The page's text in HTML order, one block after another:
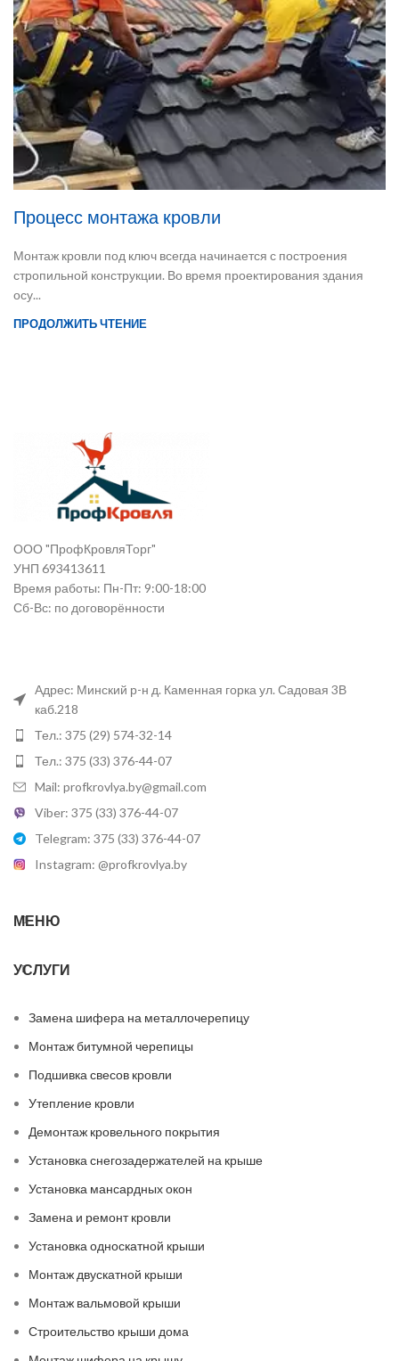
Процесс монтажа кровли
Монтаж кровли под ключ всегда начинается с построения
стропильной конструкции. Во время проектирования здания
осу...
ПРОДОЛЖИТЬ ЧТЕНИЕ
ООО "ПрофКровляТорг"
УНП 693413611
Время работы: Пн-Пт: 9:00-18:00
Сб-Вс: по договорённости
Адрес: Минский р-н д. Каменная горка ул. Садовая 3В
каб.218
Тел.: 375 (29) 574-32-14
Тел.: 375 (33) 376-44-07
Mail: profkrovlya.by@gmail.com
Viber: 375 (33) 376-44-07
Telegram: 375 (33) 376-44-07
Instagram: @profkrovlya.by
МЕНЮ
УСЛУГИ
Замена шифера на металлочерепицу
Монтаж битумной черепицы
Подшивка свесов кровли
Утепление кровли
Демонтаж кровельного покрытия
Установка снегозадержателей на крыше
Установка мансардных окон
Замена и ремонт кровли
Установка односкатной крыши
Монтаж двускатной крыши
Монтаж вальмовой крыши
Строительство крыши дома